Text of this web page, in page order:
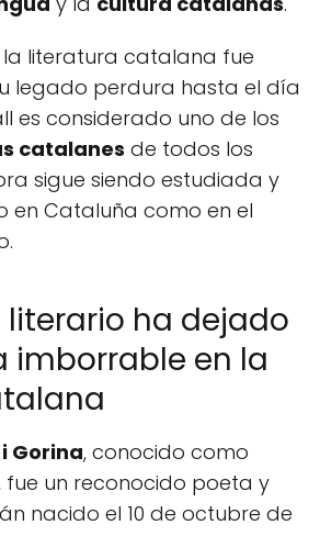
la literatura catalana fue
legado perdura hasta el día
es considerado uno de los
catalanes de todos los
sigue siendo estudiada y
Cataluña como en el
literario ha dejado
imborrable en la
Gorina, conocido como
fue un reconocido poeta y
nacido el 10 de octubre de